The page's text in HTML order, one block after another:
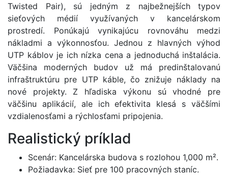
Twisted Pair), sú jedným z najbežnejších typov
sieťových médií využívaných v kancelárskom
prostredí. Ponúkajú vynikajúcu rovnováhu medzi
nákladmi a výkonnosťou. Jednou z hlavných výhod
UTP káblov je ich nízka cena a jednoduchá inštalácia.
Väčšina moderných budov už má predinštalovanú
infraštruktúru pre UTP káble, čo znižuje náklady na
nové projekty. Z hľadiska výkonu sú vhodné pre
väčšinu aplikácií, ale ich efektivita klesá s väčšími
vzdialenosťami a rýchlosťami pripojenia.
Realistický príklad
Scenár: Kancelárska budova s rozlohou 1,000 m².
Požiadavka: Sieť pre 100 pracovných staníc.